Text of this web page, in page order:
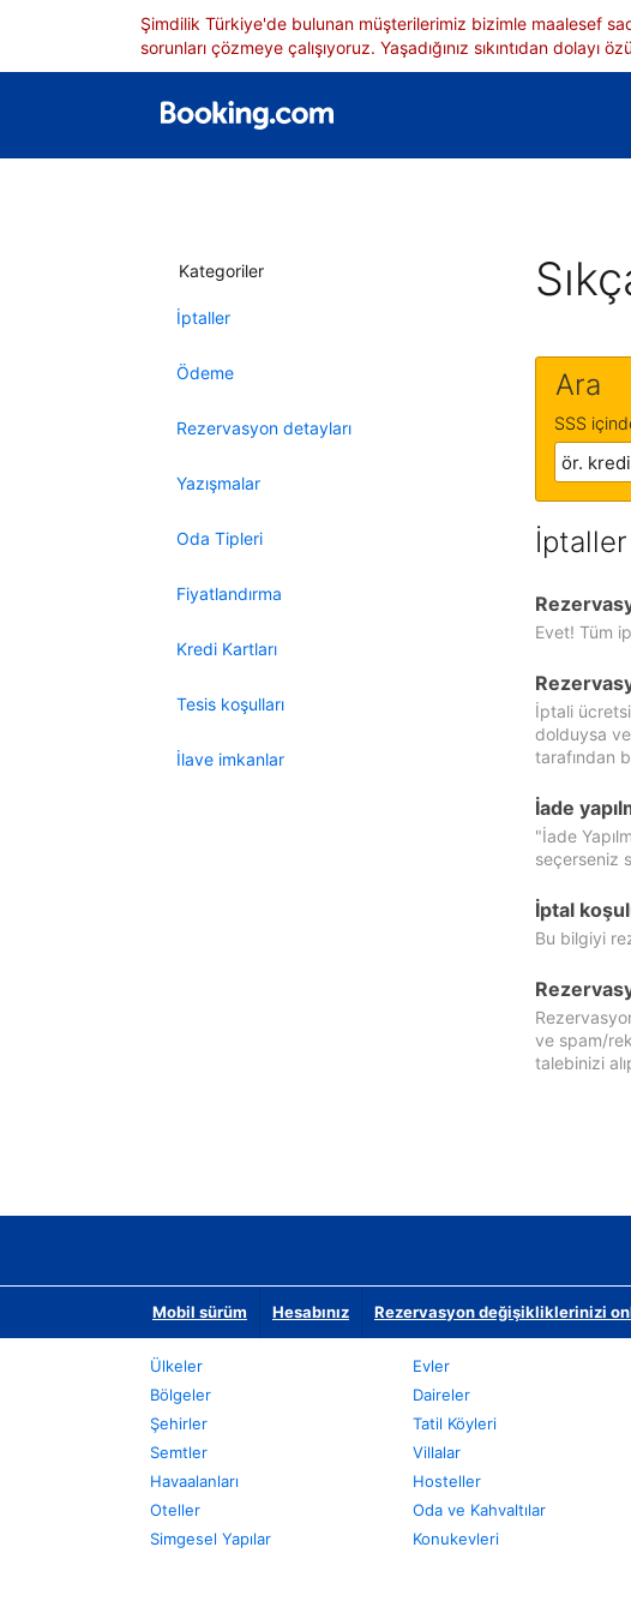
Şimdilik Türkiye'de bulunan müşterilerimiz bizimle maalesef
sorunları çözmeye çalışıyoruz. Yaşadığınız sıkıntıdan
Kategoriler
İptaller
Ödeme
Rezervasyon detayları
Yazışmalar
Oda Tipleri
Fiyatlandırma
Kredi Kartları
Tesis koşulları
İlave imkanlar
Ara
SSS
İptaller
Evet! Tüm
İptali
dolduysa
tarafından
İade
"İade
seçerseniz
İptal
Bu bilgiyi
ve spam/
talebinizi
Mobil sürüm Hesabınız Rezervasyon değişikliklerinizi
Ülkeler
Bölgeler
Şehirler
Semtler
Havaalanları
Oteller
Simgesel Yapılar
Evler
Daireler
Tatil Köyleri
Villalar
Hosteller
Oda ve Kahvaltılar
Konukevleri